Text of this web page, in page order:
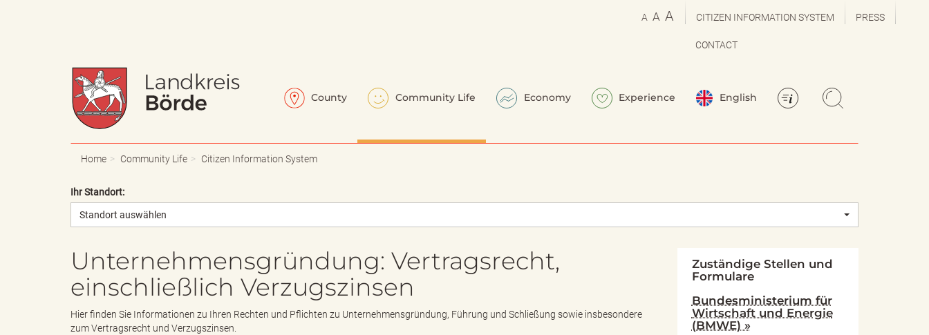
A A A CITIZEN INFORMATION SYSTEM PRESS
CONTACT
a
p
p
e
t
County Community Life Economy Experience English
Home Community Life Citizen Information System
Ihr Standort:
Standort auswählen
Unternehmensgründung: Vertragsrecht,
einschließlich Verzugszinsen
Hier finden Sie Informationen zu Ihren Rechten und Pflichten zu Unternehmensgründung, Führung und Schließung sowie insbesondere
zum Vertragsrecht und Verzugszinsen.
Zuständige Stellen und
Formulare
Bundesministerium für
Wirtschaft und Energie
(BMWE) »